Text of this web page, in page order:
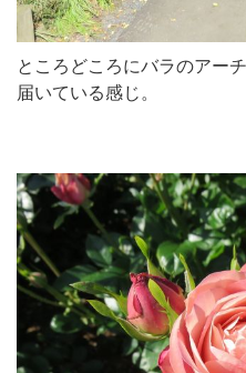
ところどころにバラのアー
届いている感じ。